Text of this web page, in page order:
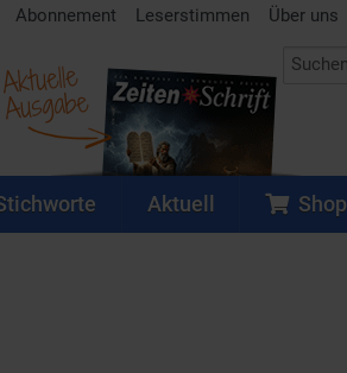
Abonnement Leserstimmen Über uns
Aktuelle
Ausgabe
Aktuell Shop